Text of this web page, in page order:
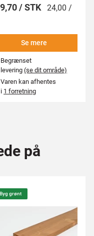
/ STK 24,00 /
Se mere
Begrænset
levering(se dit område)
Varen kan afhentes
i 1 forretning
på
Byg grønt